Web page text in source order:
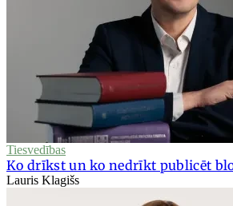
Tiesvedības
Ko drīkst un ko nedrīkt publicēt
Lauris Klagišs